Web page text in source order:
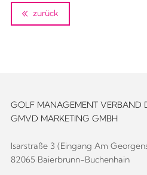
zurück
GOLF MANAGEMENT VERBAND
GMVD MARKETING GMBH
Isarstraße 3 (Eingang Am
82065 Baierbrunn-Buchenhain